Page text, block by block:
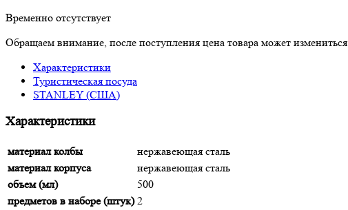
Временно отсутствует
Обращаем внимание, после поступления цена товара может измениться.
Характеристики
Туристическая посуда
STANLEY (США)
Характеристики
материал колбы
нержавеющая сталь
материал корпуса
нержавеющая сталь
объем (мл)
500
предметов в наборе (штук) 2